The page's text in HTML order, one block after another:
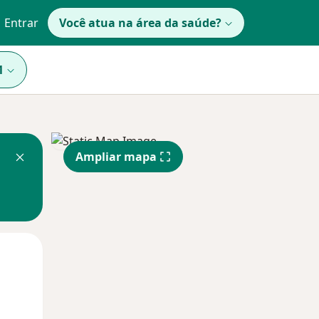
Entrar Você atua na área da saúde?
Ampliar mapa